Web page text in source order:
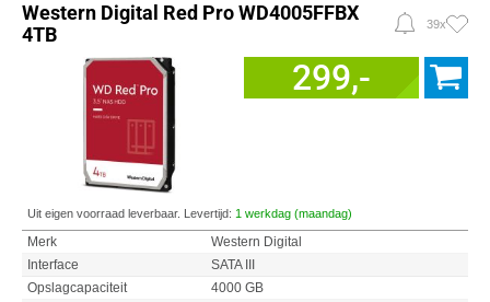
Western Digital Red Pro WD4005FFBX
4TB
39x
299,-
Uit eigen voorraad leverbaar. Levertijd: 1 werkdag (maandag)
Merk
Western Digital
Interface
SATA III
Opslagcapaciteit
4000 GB